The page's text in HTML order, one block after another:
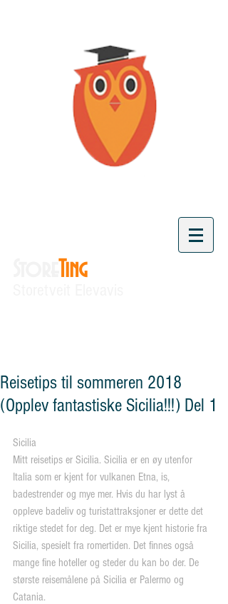
Ting
Reisetips til sommeren 2018
(Opplev fantastiske Sicilia!!!) Del 1
Sicilia
Mitt reisetips er Sicilia. Sicilia er en øy utenfor
Italia som er kjent for vulkanen Etna, is,
badestrender og mye mer. Hvis du har lyst å
oppleve badeliv og turistattraksjoner er dette det
riktige stedet for deg. Det er mye kjent historie fra
Sicilia, spesielt fra romertiden. Det finnes også
mange fine hoteller og steder du kan bo der. De
største reisemålene på Sicilia er Palermo og
Catania.